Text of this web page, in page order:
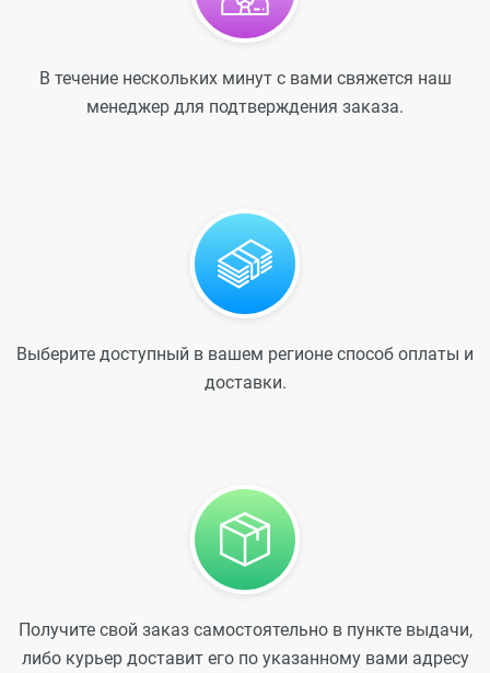
В течение нескольких минут с вами свяжется наш
менеджер для подтверждения заказа.
Выберите доступный в вашем регионе способ оплаты и
доставки.
Получите свой заказ самостоятельно в пункте выдачи,
либо курьер доставит его по указанному вами адресу